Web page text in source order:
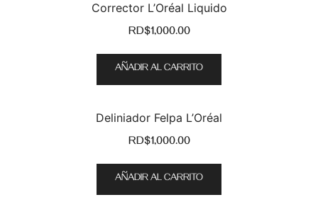
precio -> opciones adicionales
Cabello & Cuerpo(1)
Cuidado Corporal(0)
Corrector L’Oréal Liquido
RD$1,000.00
AÑADIR AL CARRITO
Deliniador Felpa L’Oréal
RD$1,000.00
AÑADIR AL CARRITO